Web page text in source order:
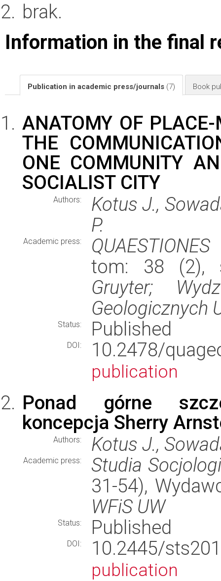
brak.
Information in the final
Publication in academic press/journals (7) Book
ANATOMY OF
THE
ONE COMMUNITY
SOCIALIST CITY
Authors:
Kotus J.,
P.
Academic press:
tom: 38 (2),
Gruyter;
Geologicznych
Status: Published
DOI: 10.2478/
publication
Ponad górne
koncepcja Sherry
Authors: Kotus J.,
Academic press:
Studia
31-54),
WFiS UW
Status: Published
DOI: 10.2445/
publication